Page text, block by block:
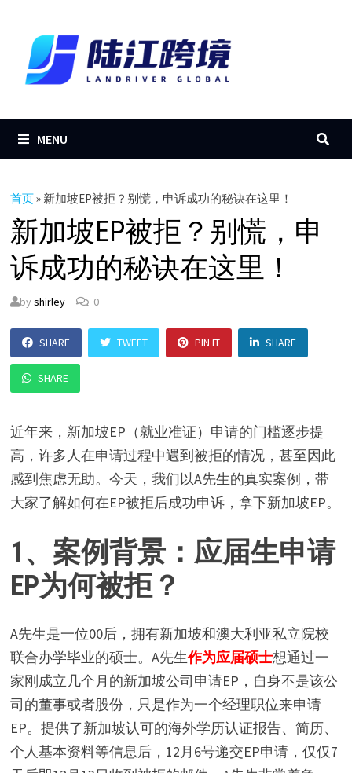
content
MENU
首页» 新加坡EP被拒？别慌，申诉成功的秘诀在这里！
新加坡EP被拒？别慌，申
诉成功的秘诀在这里！
byshirley 0
SHARE TWEET PIN IT SHARE
SHARE
近年来，新加坡EP（就业准证）申请的门槛逐步提
高，许多人在申请过程中遇到被拒的情况，甚至因此
感到焦虑无助。今天，我们以A先生的真实案例，带
大家了解如何在EP被拒后成功申诉，拿下新加坡EP。
1、案例背景：应届生申请
EP为何被拒？
A先生是一位00后，拥有新加坡和澳大利亚私立院校
联合办学毕业的硕士。A先生作为应届硕士想通过一
家刚成立几个月的新加坡公司申请EP，自身不是该公
司的董事或者股份，只是作为一个经理职位来申请
EP。提供了新加坡认可的海外学历认证报告、简历、
个人基本资料等信息后，12月6号递交EP申请，仅仅7